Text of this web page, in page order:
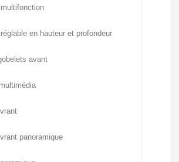
en hauteur et profondeur
avant
panoramique